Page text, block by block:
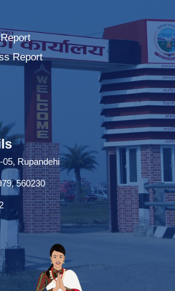
Report
05, Rupandehi
560230